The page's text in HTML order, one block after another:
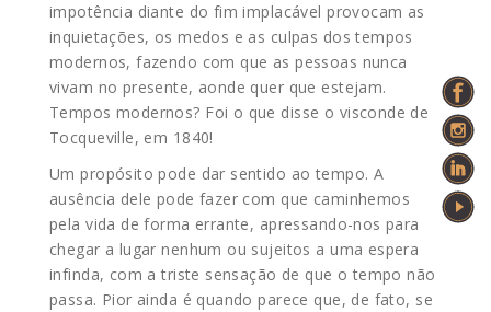
impotência diante do fim implacável provocam as
inquietações, os medos e as culpas dos tempos
modernos, fazendo com que as pessoas nunca
vivam no presente, aonde quer que estejam.
Tempos modernos? Foi o que disse o visconde de
Tocqueville, em 1840!
Um propósito pode dar sentido ao tempo. A
ausência dele pode fazer com que caminhemos
pela vida de forma errante, apressando-nos para
chegar a lugar nenhum ou sujeitos a uma espera
infinda, com a triste sensação de que o tempo não
passa. Pior ainda é quando parece que, de fato, se